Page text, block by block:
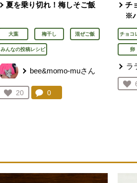
夏を乗り切れ！梅しそご飯
大葉 梅干し 混ぜご飯
みんなの投稿レシピ
bee&momo-muさん
お気に入り登録：
20
人が登録
コメント：
0件。コメントを見る。
チ
※
チョコ
卵
ラ